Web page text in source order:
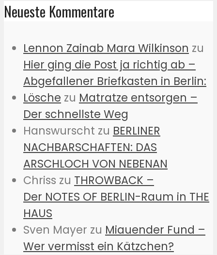
Neueste Kommentare
Lennon Zainab Mara Wilkinson zu
Hier ging die Post ja richtig ab –
Abgefallener Briefkasten in Berlin:
Lösche zu Matratze entsorgen –
Der schnellste Weg
Hanswurscht zu BERLINER
NACHBARSCHAFTEN: DAS
ARSCHLOCH VON NEBENAN
Chriss zu THROWBACK –
Der NOTES OF BERLIN-Raum in THE
HAUS
Sven Mayer zu Miauender Fund –
Wer vermisst ein Kätzchen?